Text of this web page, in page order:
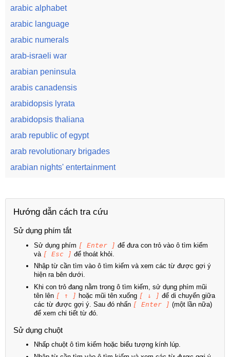
arabic alphabet
arabic language
arabic numerals
arab-israeli war
arabian peninsula
arabis canadensis
arabidopsis lyrata
arabidopsis thaliana
arab republic of egypt
arab revolutionary brigades
arabian nights' entertainment
Hướng dẫn cách tra cứu
Sử dụng phím tắt
Sử dụng phím [ Enter ] để đưa con trỏ vào ô tìm kiếm
và [ Esc ] để thoát khỏi.
Nhập từ cần tìm vào ô tìm kiếm và xem các từ được gợi ý
hiện ra bên dưới.
Khi con trỏ đang nằm trong ô tìm kiếm, sử dụng phím mũi
tên lên [ ↑ ] hoặc mũi tên xuống [ ↓ ] để di chuyển giữa
các từ được gợi ý. Sau đó nhấn [ Enter ] (một lần nữa)
để xem chi tiết từ đó.
Sử dụng chuột
Nhấp chuột ô tìm kiếm hoặc biểu tượng kính lúp.